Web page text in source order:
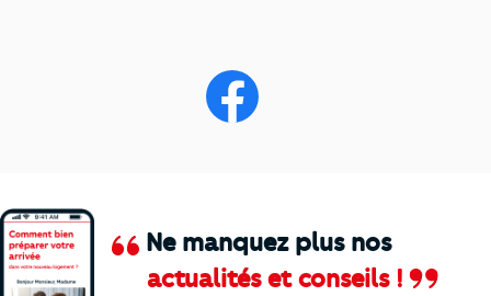
Ne manquez plus nos
actualités et conseils !